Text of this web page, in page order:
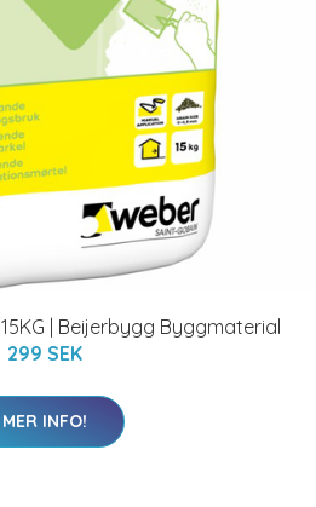
15KG | Beijerbygg Byggmaterial
299 SEK
MER INFO!